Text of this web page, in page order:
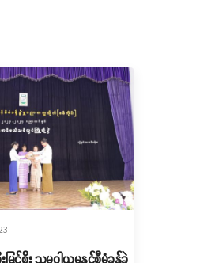
ြင့်စိုး သမဝါယမနှင့်စီမံခန့်ခွဲ